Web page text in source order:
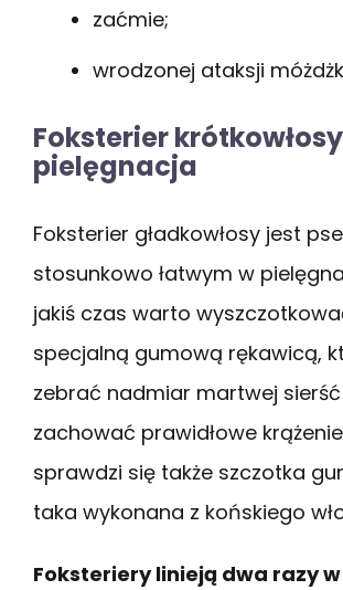
zaćmie;
wrodzonej ataksji
Foksterier
pielęgnacja
Foksterier gładkowłosy jest
stosunkowo łatwym w
jakiś czas warto
specjalną gumową rękawicą,
zebrać nadmiar martwej
zachować prawidłowe
sprawdzi się także szczotka
taka wykonana z końskiego
Foksteriery linieją dwa razy